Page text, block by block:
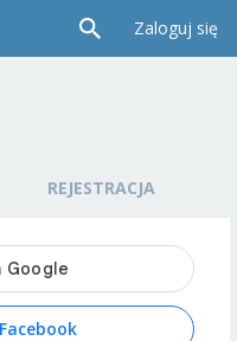
Zaloguj się
REJESTRACJA